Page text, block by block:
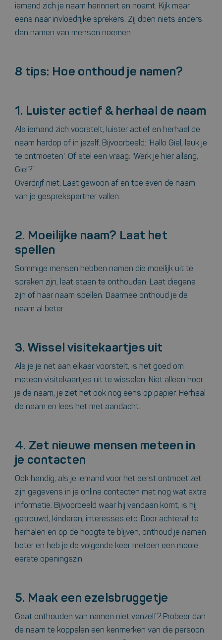
iemand zich je naam herinnert en noemt. Kijk maar
eens naar invloedrijke sprekers. Zij doen niets anders
dan namen van mensen noemen.
8 tips: Hoe onthoud je namen?
1. Luister actief & herhaal de naam
Als iemand zich voorstelt, luister actief en herhaal de
naam hardop of in jezelf. Bijvoorbeeld: ‘Hallo Giel, leuk je
te ontmoeten’. Of stel een vraag: ‘Werk je hier allang,
Giel?’.
Overdrijf niet. Laat gewoon af en toe even de naam
van je gesprekspartner vallen.
2. Moeilijke naam? Laat het
spellen
Sommige mensen hebben namen die moeilijk uit te
spreken zijn, laat staan te onthouden. Laat diegene
zijn of haar naam spellen. Daarmee onthoud je de
naam al beter.
3. Wissel visitekaartjes uit
Als je je net aan elkaar voorstelt, is het goed om
meteen visitekaartjes uit te wisselen. Niet alleen hoor
je de naam, je ziet het ook nog eens op papier. Herhaal
de naam en lees het met aandacht.
4. Zet nieuwe mensen meteen in
je contacten
Ook handig, als je iemand voor het eerst ontmoet zet
zijn gegevens in je online contacten met nog wat extra
informatie. Bijvoorbeeld waar hij vandaan komt, is hij
getrouwd, kinderen, interesses etc. Door achteraf te
herhalen en op de hoogte te blijven, onthoud je namen
beter en heb je de volgende keer meteen een mooie
eerste openingszin.
5. Maak een ezelsbruggetje
Gaat onthouden van namen niet vanzelf? Probeer dan
de naam te koppelen een kenmerken van die persoon.